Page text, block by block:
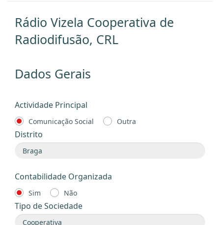
Rádio Vizela Cooperativa de
Radiodifusão, CRL
Dados Gerais
Actividade Principal
Comunicação Social Outra
Distrito
Contabilidade Organizada
Sim Não
Tipo de Sociedade